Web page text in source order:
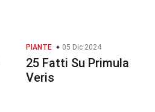
PIANTE 05 Dic 2024
25 Fatti Su Primula
Veris